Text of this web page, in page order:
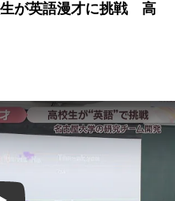
が英語漫才に挑戦 高